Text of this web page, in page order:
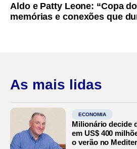
Aldo e Patty Leone: “Copa
memórias e conexões que
As mais lidas
ECONOMIA
Milionário decide
em US$ 400
o verão no